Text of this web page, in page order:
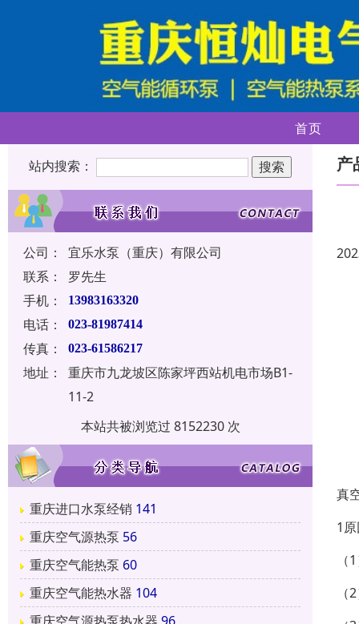
首页
站内搜索：
公司：
宜乐水泵（重庆）有限公司
联系：
罗先生
手机：
13983163320
电话： 023-81987414
传真： 023-61586217
地址：
重庆市九龙坡区陈家坪西站机电市场B1-
11-2
本站共被浏览过 8152230 次
重庆进口水泵经销 141
重庆空气源热泵 56
重庆空气能热泵 60
重庆空气能热水器 104
产
真
1